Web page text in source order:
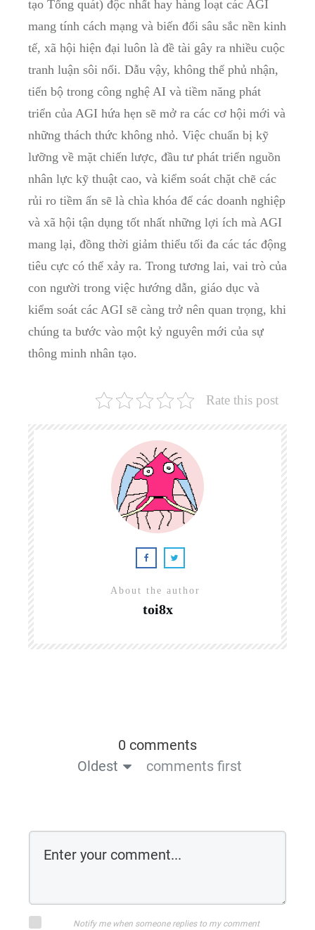
tạo Tổng quát) độc nhất hay hàng loạt các AGI
mang tính cách mạng và biến đổi sâu sắc nền kinh
tế, xã hội hiện đại luôn là đề tài gây ra nhiều cuộc
tranh luận sôi nổi. Dẫu vậy, không thể phủ nhận,
tiến bộ trong công nghệ AI và tiềm năng phát
triển của AGI hứa hẹn sẽ mở ra các cơ hội mới và
những thách thức không nhỏ. Việc chuẩn bị kỹ
lưỡng về mặt chiến lược, đầu tư phát triển nguồn
nhân lực kỹ thuật cao, và kiểm soát chặt chẽ các
rủi ro tiềm ẩn sẽ là chìa khóa để các doanh nghiệp
và xã hội tận dụng tốt nhất những lợi ích mà AGI
mang lại, đồng thời giảm thiểu tối đa các tác động
tiêu cực có thể xảy ra. Trong tương lai, vai trò của
con người trong việc hướng dẫn, giáo dục và
kiểm soát các AGI sẽ càng trở nên quan trọng, khi
chúng ta bước vào một kỷ nguyên mới của sự
thông minh nhân tạo.
Rate this post
About the author
toi8x
0 comments
Oldest
comments first
Notify me when someone replies to my comment